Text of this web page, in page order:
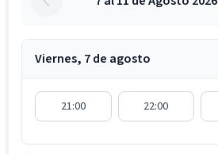
Viernes, 7 de agosto
21:00 22:00